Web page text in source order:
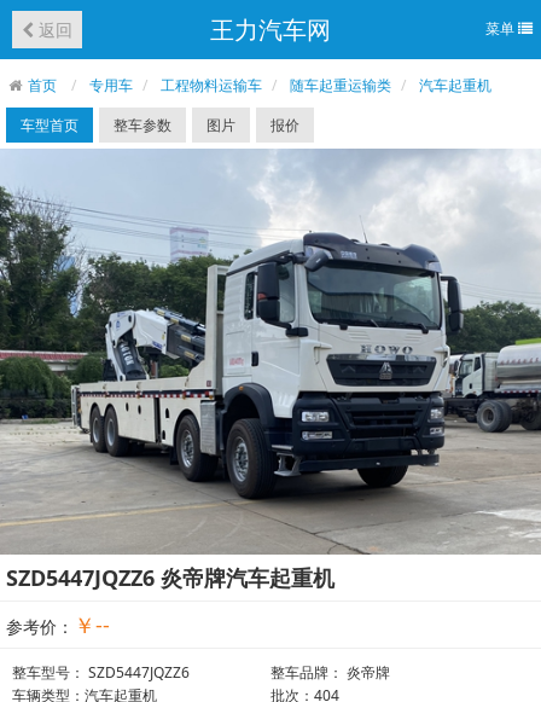
返回 王力汽车网 菜单
首页 专用车 工程物料运输车 随车起重运输类
汽车起重机
车型首页
整车参数 图片 报价
SZD5447JQZZ6 炎帝牌汽车起重机
参考价： ￥--
整车型号： SZD5447JQZZ6
整车品牌： 炎帝牌
车辆类型：汽车起重机
批次：404